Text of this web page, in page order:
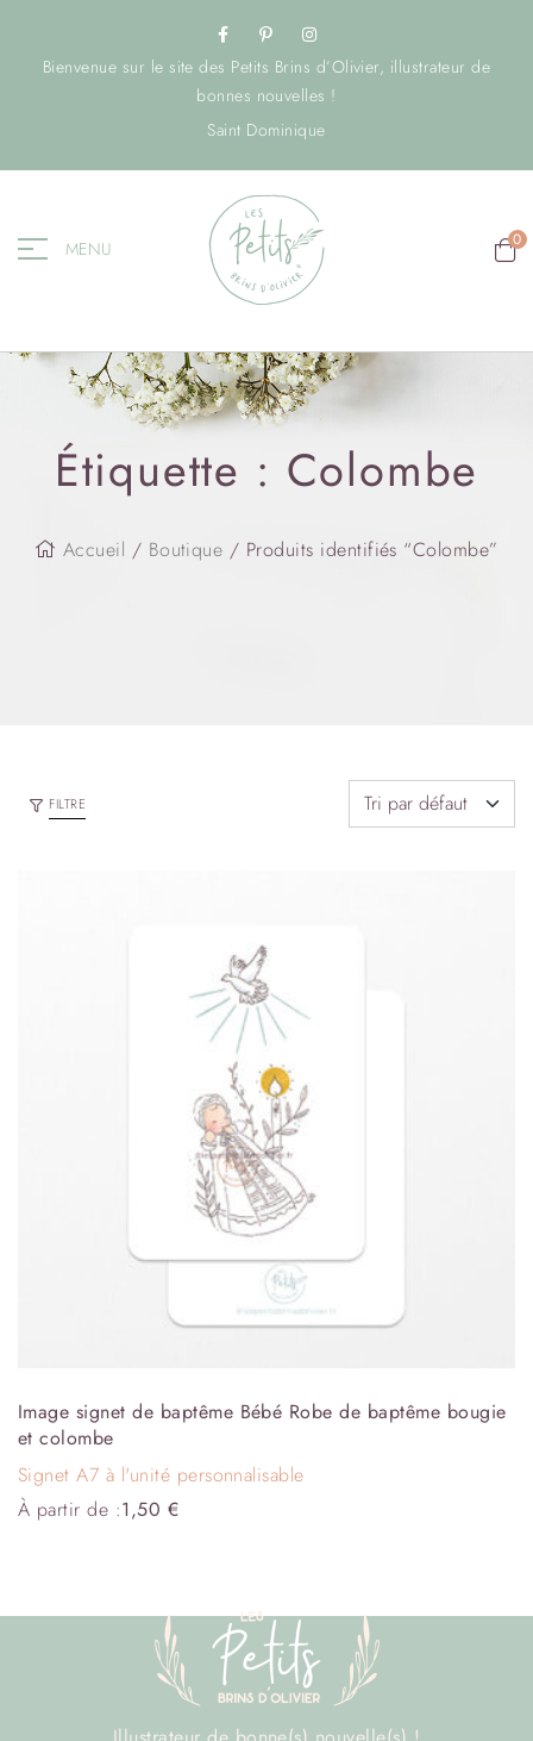
Bienvenue sur le site des Petits Brins d’Olivier, illustrateur de
bonnes nouvelles !
Saint Dominique
MENU 0
Étiquette : Colombe
Accueil / Boutique / Produits identifiés “Colombe”
FILTRE
Image signet de baptême Bébé Robe de baptême bougie
et colombe
Signet A7 à l'unité personnalisable
À partir de :1,50 €